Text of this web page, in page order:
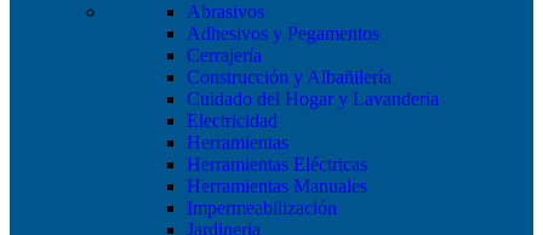
Abrasivos
Adhesivos y Pegamentos
Cerrajería
Construcción y Albañilería
Cuidado del Hogar y Lavanderia
Electricidad
Herramientas
Herramientas Eléctricas
Herramientas Manuales
Impermeabilización
Jardineria